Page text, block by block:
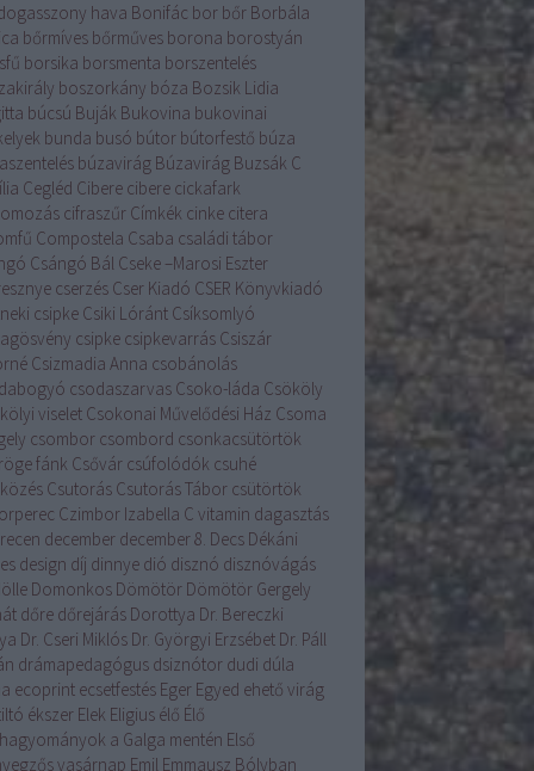
hava Bonifác bor bőr Borbála
bőrmíves bőrműves borona borostyán
borsika borsmenta borszentelés
boszorkány bóza Bozsik Lidia
búcsú Buják Bukovina bukovinai
bunda busó bútor bútorfestő búza
búzavirág Búzavirág Buzsák C
Cegléd Cibere cibere cickafark
cifraszűr Címkék cinke citera
Compostela Csaba családi tábor
Csángó Bál Cseke –Marosi Eszter
cserzés Cser Kiadó CSER Könyvkiadó
csipke Csiki Lóránt Csíksomlyó
csipke csipkevarrás Csiszár
Csizmadia Anna csobánolás
csodaszarvas Csoko-láda Csököly
viselet Csokonai Művelődési Ház Csoma
csombor csombord csonkacsütörtök
fánk Csővár csúfolódók csuhé
Csutorás Csutorás Tábor csütörtök
Czimbor Izabella C vitamin dagasztás
december december 8. Decs Dékáni
design díj dinnye dió disznó disznóvágás
Domonkos Dömötör Dömötör Gergely
dőre dőrejárás Dorottya Dr. Bereczki
Dr. Cseri Miklós Dr. Györgyi Erzsébet Dr. Páll
drámapedagógus dsiznótor dudi dúla
ecoprint ecsetfestés Eger Egyed ehető virág
ékszer Elek Eligius élő Élő
a Galga mentén Első
vasárnap Emil Emmausz Bólyban